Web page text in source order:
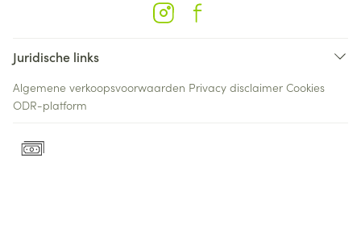
Juridische links
Algemene verkoopsvoorwaarden Privacy disclaimer Cookies
ODR-platform